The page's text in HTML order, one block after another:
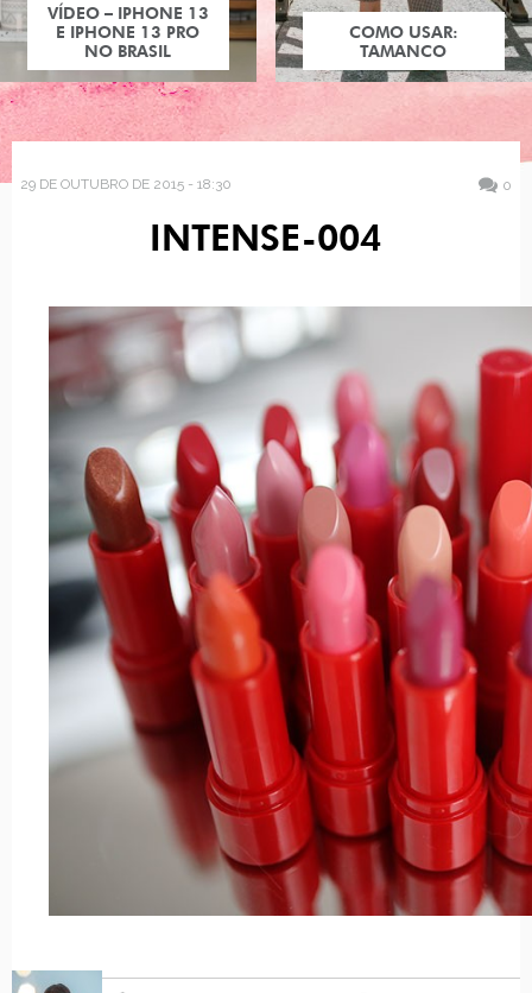
VÍDEO – IPHONE 13
E IPHONE 13 PRO
NO BRASIL
COMO USAR:
TAMANCO
29 DE OUTUBRO DE 2015 - 18:30 0
INTENSE-004